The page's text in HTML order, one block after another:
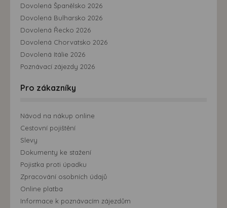
Dovolená Španělsko 2026
Dovolená Bulharsko 2026
Dovolená Řecko 2026
Dovolená Chorvatsko 2026
Dovolená Itálie 2026
Poznávací zájezdy 2026
Pro zákazníky
Návod na nákup online
Cestovní pojištění
Slevy
Dokumenty ke stažení
Pojistka proti úpadku
Zpracování osobních údajů
Online platba
Informace k poznávacím zájezdům